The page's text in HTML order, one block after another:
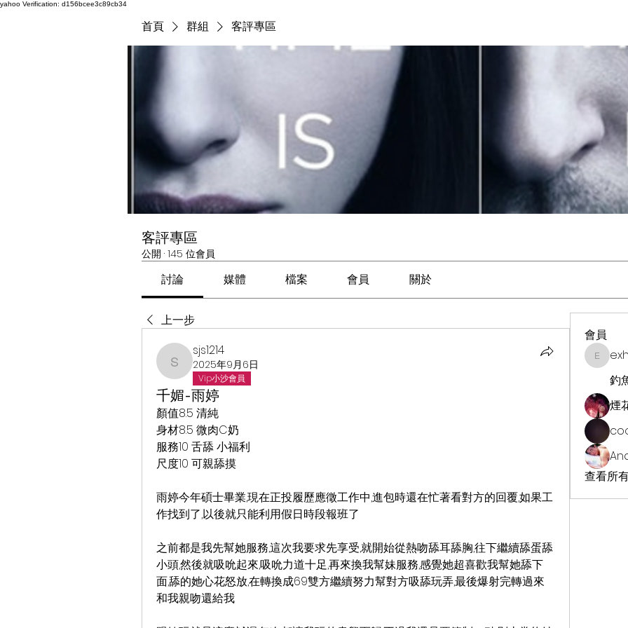
yahoo Verification: d156bcee3c89cb34
首頁 群組 客評專區
客評專區
公開 · 145 位會員
討論 媒體 檔案 會員 關於
上一步
sjs1214
sjs1214
2025年9月6日
Vip小沙會員
千媚-雨婷
顏值8.5 清純
身材8.5 微肉C奶
服務10 舌舔 小福利
尺度10 可親舔摸
雨婷今年碩士畢業,現在正投履歷應徵工作中,進包時還在忙著看對方的回覆,如果工
作找到了,以後就只能利用假日時段報班了
之前都是我先幫她服務,這次我要求先享受,就開始從熱吻舔耳舔胸,往下繼續舔蛋舔
小頭,然後就吸吮起來,吸吮力道十足,再來換我幫妹服務,感覺她超喜歡我幫她舔下
面,舔的她心花怒放,在轉換成69雙方繼續努力幫對方吸舔玩弄,最後爆射完轉過來
和我親吻還給我
會員
釣
煙
查看所